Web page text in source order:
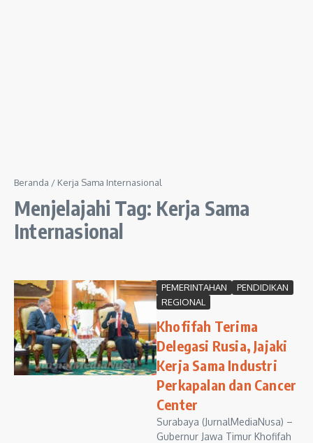
Beranda / Kerja Sama Internasional
Menjelajahi Tag: Kerja Sama
Internasional
PEMERINTAHAN
PENDIDIKAN
REGIONAL
Khofifah Terima
Delegasi Rusia, Jajaki
Kerja Sama Industri
Perkapalan dan Cancer
Center
Surabaya (JurnalMediaNusa) –
Gubernur Jawa Timur Khofifah